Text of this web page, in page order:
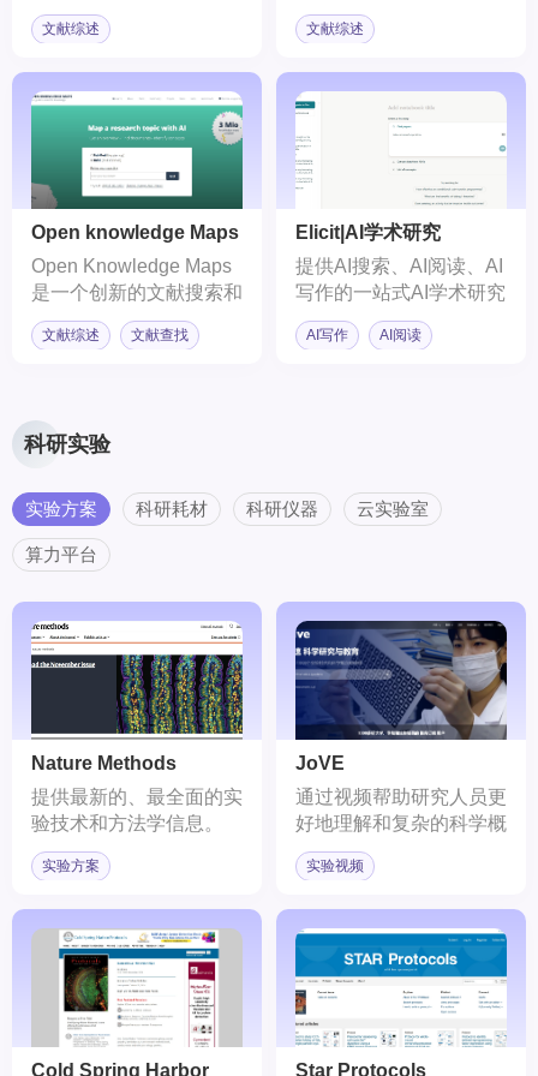
息，轻松了解某一篇文献
的引用和被引用关联，分
便我们快速对一篇文献或
者某一个领域进行调研，
并自动将调研的情况以关
联图的形式可视化呈现给
用户！
文献综述
该网站则会自动搜索相关
文献，并提炼文献的关键
文献综述
Open knowledge Maps
Open Knowledge Maps
是一个创新的文献搜索和
可视化平台，它通过将复
杂的文献资源以“知识地
的、相关的信息。
文献综述 文献查找
Elicit|AI学术研究
提供AI搜索、AI阅读、AI
写作的一站式AI学术研究
平台。
AI写作 AI阅读
科研实验
实验方案 科研耗材 科研仪器 云实验室
算力平台
Nature Methods
提供最新的、最全面的实
验技术和方法学信息。
实验方案
JoVE
通过视频帮助研究人员更
好地理解和复杂的科学概
念和实验技术。
实验视频
Cold Spring Harbor
Star Protocols